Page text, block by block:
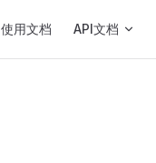
使用文档 API文档